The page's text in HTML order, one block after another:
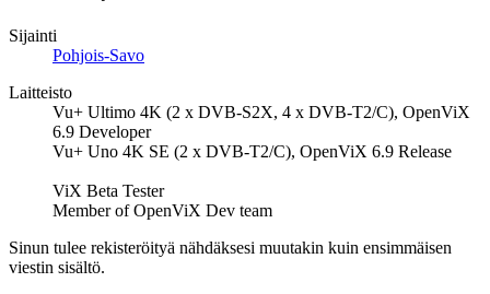
Sijainti
Pohjois-Savo
Laitteisto
Vu+ Ultimo 4K (2 x DVB-S2X, 4 x DVB-T2/C), OpenViX
6.9 Developer
Vu+ Uno 4K SE (2 x DVB-T2/C), OpenViX 6.9 Release
ViX Beta Tester
Member of OpenViX Dev team
Sinun tulee rekisteröityä nähdäksesi muutakin kuin ensimmäisen
viestin sisältö.